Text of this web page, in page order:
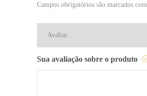
Campos obrigatórios são marcados com
Sua avaliação sobre o produto